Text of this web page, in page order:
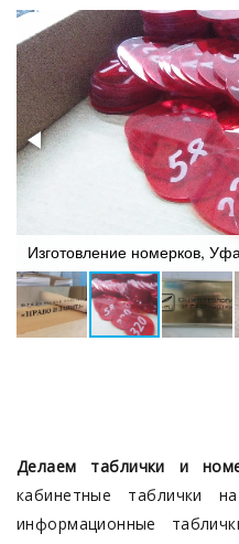
POS-материалы в Уфе —
Таблички и номерки для
Изготовление номерков,
Делаем таблички и
кабинетные таблички
информационные